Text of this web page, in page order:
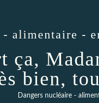
- alimentaire -
ça,
bien,
Dangers nucléaire -